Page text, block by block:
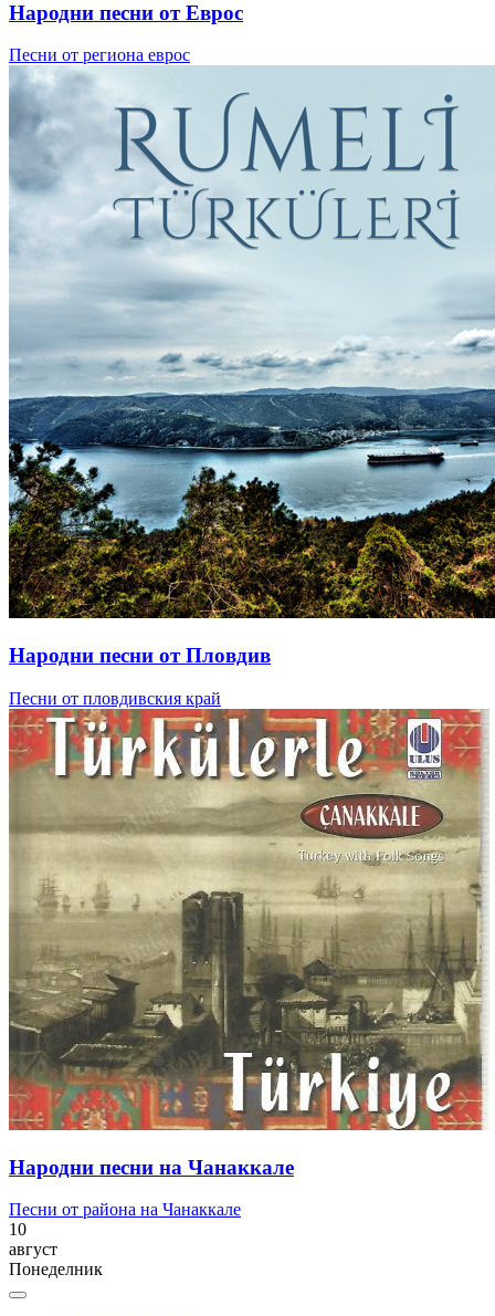
Народни песни от Еврос
Песни от региона еврос
Народни песни от Пловдив
Песни от пловдивския край
Народни песни на Чанаккале
Песни от района на Чанаккале
10
август
Понеделник